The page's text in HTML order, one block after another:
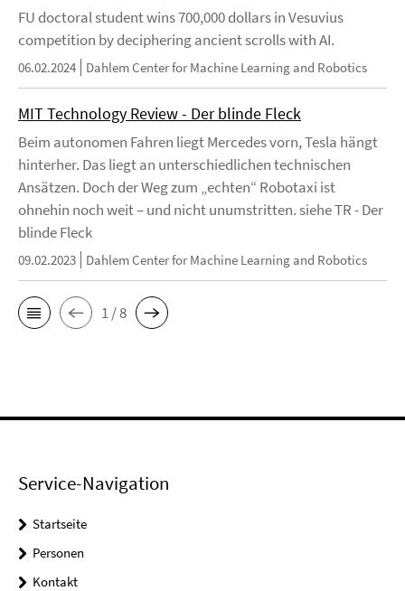
FU doctoral student wins 700,000 dollars in Vesuvius
competition by deciphering ancient scrolls with AI.
06.02.2024 Dahlem Center for Machine Learning and Robotics
MIT Technology Review - Der blinde Fleck
Beim autonomen Fahren liegt Mercedes vorn, Tesla hängt
hinterher. Das liegt an unterschiedlichen technischen
Ansätzen. Doch der Weg zum „echten“ Robotaxi ist
ohnehin noch weit – und nicht unumstritten. siehe TR - Der
blinde Fleck
09.02.2023 Dahlem Center for Machine Learning and Robotics
1 / 8
Service-Navigation
Startseite
Personen
Kontakt